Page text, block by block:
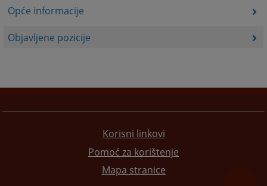
Opće informacije
Objavljene pozicije
Korisni linkovi
Pomoć za korištenje
Mapa stranice